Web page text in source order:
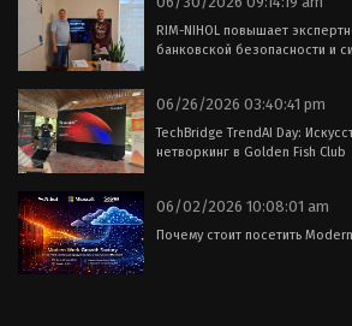
RIM-NIHOL повышает
банковской безопасности и
06/26/2026 03:40:41 pm
TechBridge TrendAI Day:
нетворкинг в Golden Fish Club
06/02/2026 10:08:01 am
Почему стоит посетить